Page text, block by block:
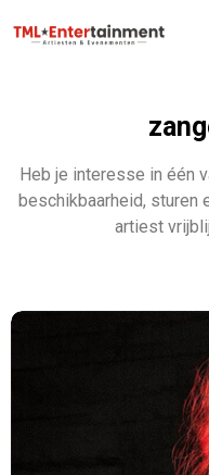
Heb je interesse in één
beschikbaarheid, sturen
artiest